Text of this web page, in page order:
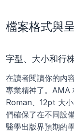
檔案格式與
字型、大小和行
在讀者閱讀你的內
專業精神了。AMA
Roman、12pt 大
們確保了在不同設
醫學出版界預期的